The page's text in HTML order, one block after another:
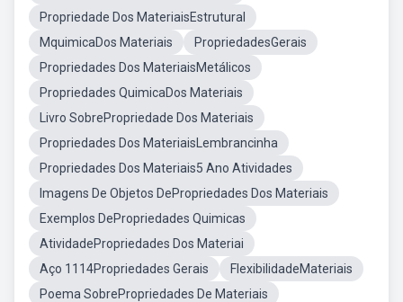
Propriedade Dos MateriaisEstrutural
MquimicaDos Materiais
PropriedadesGerais
Propriedades Dos MateriaisMetálicos
Propriedades QuimicaDos Materiais
Livro SobrePropriedade Dos Materiais
Propriedades Dos MateriaisLembrancinha
Propriedades Dos Materiais5 Ano Atividades
Imagens De Objetos DePropriedades Dos Materiais
Exemplos DePropriedades Quimicas
AtividadePropriedades Dos Materiai
Aço 1114Propriedades Gerais
FlexibilidadeMateriais
Poema SobrePropriedades De Materiais